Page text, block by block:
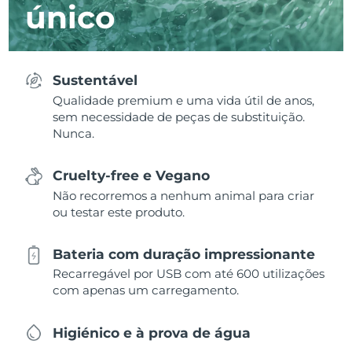
único
Sustentável
Qualidade premium e uma vida útil de anos,
sem necessidade de peças de substituição.
Nunca.
Cruelty-free e Vegano
Não recorremos a nenhum animal para criar
ou testar este produto.
Bateria com duração impressionante
Recarregável por USB com até 600 utilizações
com apenas um carregamento.
Higiénico e à prova de água